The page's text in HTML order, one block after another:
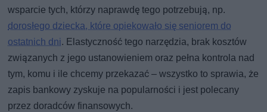
wsparcie tych, którzy naprawdę tego potrzebują, np.
dorosłego dziecka, które opiekowało się seniorem do
ostatnich dni. Elastyczność tego narzędzia, brak kosztów
związanych z jego ustanowieniem oraz pełna kontrola nad
tym, komu i ile chcemy przekazać – wszystko to sprawia, że
zapis bankowy zyskuje na popularności i jest polecany
przez doradców finansowych.